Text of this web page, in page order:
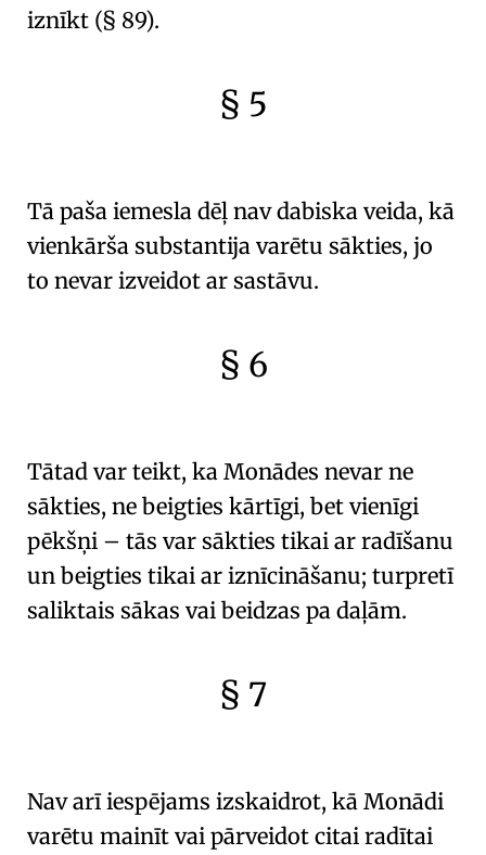
iznīkt (§ 89).
§ 5
Tā paša iemesla dēļ nav dabiska veida, kā
vienkārša substantija varētu sākties, jo
to nevar izveidot ar sastāvu.
§ 6
Tātad var teikt, ka Monādes nevar ne
sākties, ne beigties kārtīgi, bet vienīgi
pēkšņi – tās var sākties tikai ar radīšanu
un beigties tikai ar iznīcināšanu; turpretī
saliktais sākas vai beidzas pa daļām.
§ 7
Nav arī iespējams izskaidrot, kā Monādi
varētu mainīt vai pārveidot citai radītai